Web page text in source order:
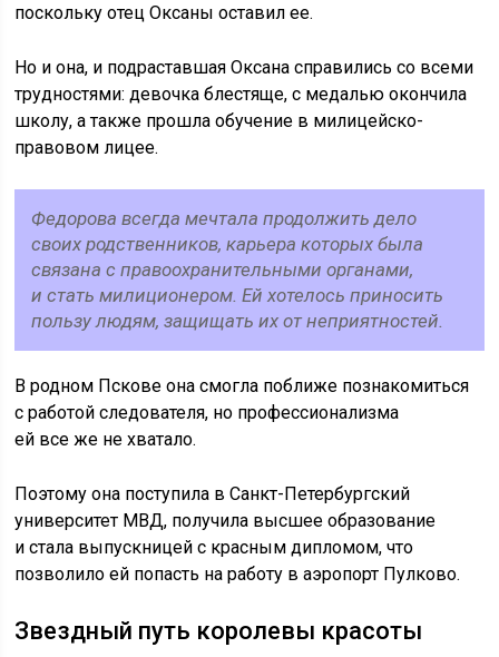
поскольку отец Оксаны оставил ее.
Но и она, и подраставшая Оксана справились со всеми
трудностями: девочка блестяще, с медалью окончила
школу, а также прошла обучение в милицейско-
правовом лицее.
Федорова всегда мечтала продолжить дело
своих родственников, карьера которых была
связана с правоохранительными органами,
и стать милиционером. Ей хотелось приносить
пользу людям, защищать их от неприятностей.
В родном Пскове она смогла поближе познакомиться
с работой следователя, но профессионализма
ей все же не хватало.
Поэтому она поступила в Санкт-Петербургский
университет МВД, получила высшее образование
и стала выпускницей с красным дипломом, что
позволило ей попасть на работу в аэропорт Пулково.
Звездный путь королевы красоты